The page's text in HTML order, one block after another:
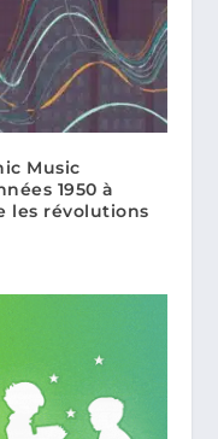
Music
1950 à
les révolutions